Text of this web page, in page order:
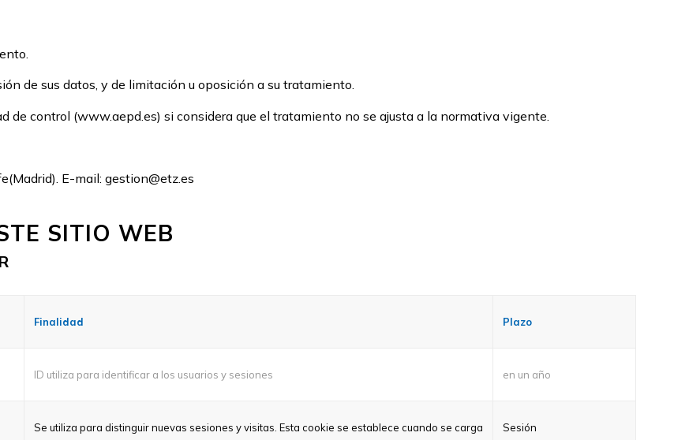
de sus datos, y de limitación u oposición a su tratamiento.
de control (www.aepd.es) si considera que el tratamiento no se ajusta a la normativa vigente.
E-mail: gestion@etz.es
SITIO WEB
Finalidad Plazo
ID utiliza para identificar a los usuarios y sesiones en un año
Se utiliza para distinguir nuevas sesiones y visitas. Esta cookie se establece cuando se carga
Sesión